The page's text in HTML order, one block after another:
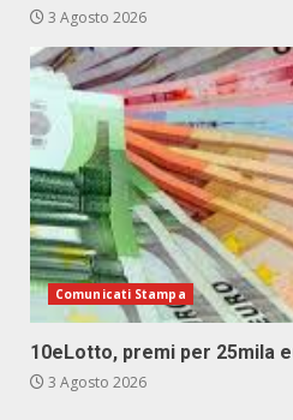
3 Agosto 2026
Comunicati Stampa
10eLotto, premi per 25mila
3 Agosto 2026